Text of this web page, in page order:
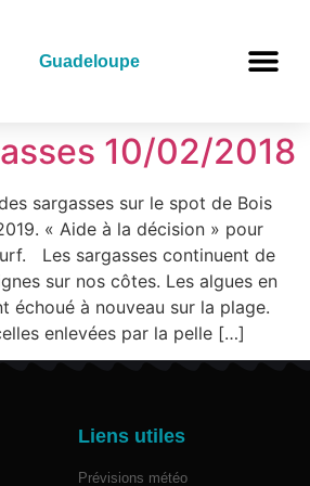
Guadeloupe
10/02/2018
sargasses sur le spot de Bois
« Aide à la décision » pour
Les sargasses continuent de
sur nos côtes. Les algues en
échoué à nouveau sur la plage.
enlevées par la pelle […]
Liens utiles
Prévisions météo